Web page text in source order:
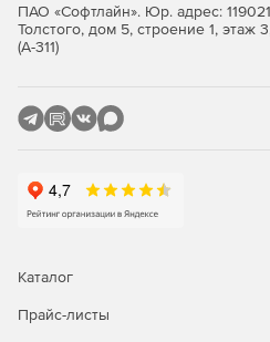
ПАО «Софтлайн». Юр. адрес:
Толстого, дом 5, строение 1,
(А-311)
Каталог
Прайс-листы